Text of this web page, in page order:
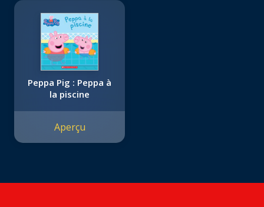
Peppa Pig : Peppa à
la piscine
Aperçu